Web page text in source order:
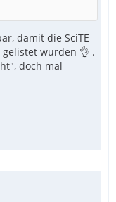
damit die SciTE
gelistet würden 👌 .
doch mal